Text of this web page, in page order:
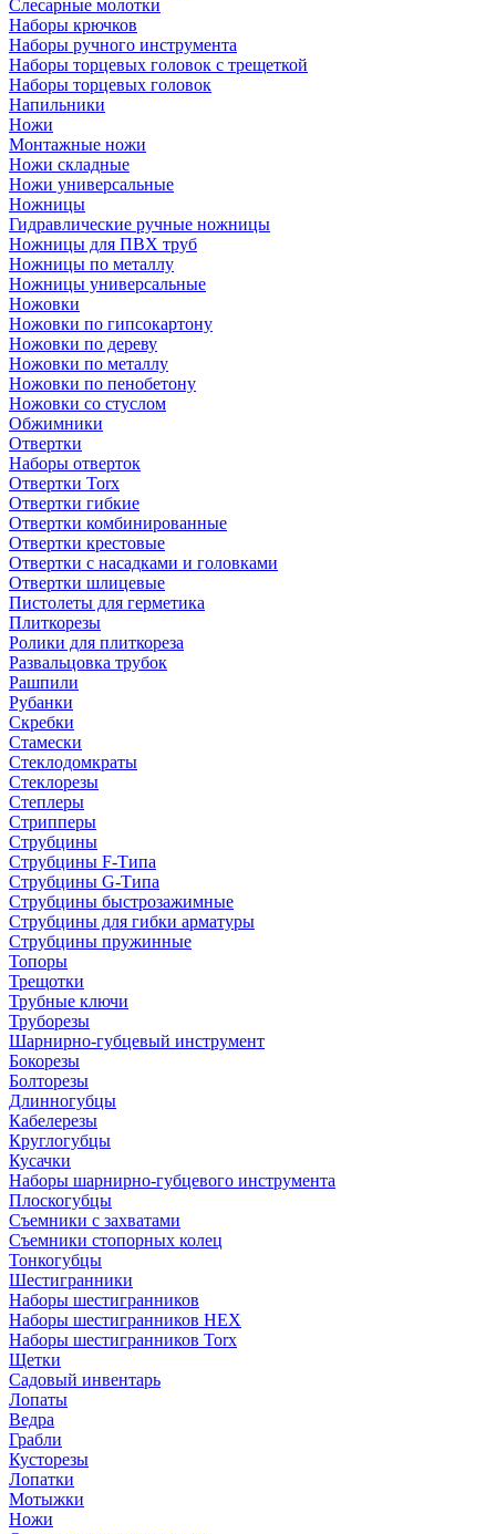
Слесарные молотки
Наборы крючков
Наборы ручного инструмента
Наборы торцевых головок с трещеткой
Наборы торцевых головок
Напильники
Ножи
Монтажные ножи
Ножи складные
Ножи универсальные
Ножницы
Гидравлические ручные ножницы
Ножницы для ПВХ труб
Ножницы по металлу
Ножницы универсальные
Ножовки
Ножовки по гипсокартону
Ножовки по дереву
Ножовки по металлу
Ножовки по пенобетону
Ножовки со стуслом
Обжимники
Отвертки
Наборы отверток
Отвертки Torx
Отвертки гибкие
Отвертки комбинированные
Отвертки крестовые
Отвертки с насадками и головками
Отвертки шлицевые
Пистолеты для герметика
Плиткорезы
Ролики для плиткореза
Развальцовка трубок
Рашпили
Рубанки
Скребки
Стамески
Стеклодомкраты
Стеклорезы
Степлеры
Стрипперы
Струбцины
Струбцины F-Типа
Струбцины G-Типа
Струбцины быстрозажимные
Струбцины для гибки арматуры
Струбцины пружинные
Топоры
Трещотки
Трубные ключи
Труборезы
Шарнирно-губцевый инструмент
Бокорезы
Болторезы
Длинногубцы
Кабелерезы
Круглогубцы
Кусачки
Наборы шарнирно-губцевого инструмента
Плоскогубцы
Съемники с захватами
Съемники стопорных колец
Тонкогубцы
Шестигранники
Наборы шестигранников
Наборы шестигранников HEX
Наборы шестигранников Torx
Щетки
Садовый инвентарь
Лопаты
Ведра
Грабли
Кусторезы
Лопатки
Мотыжки
Ножи